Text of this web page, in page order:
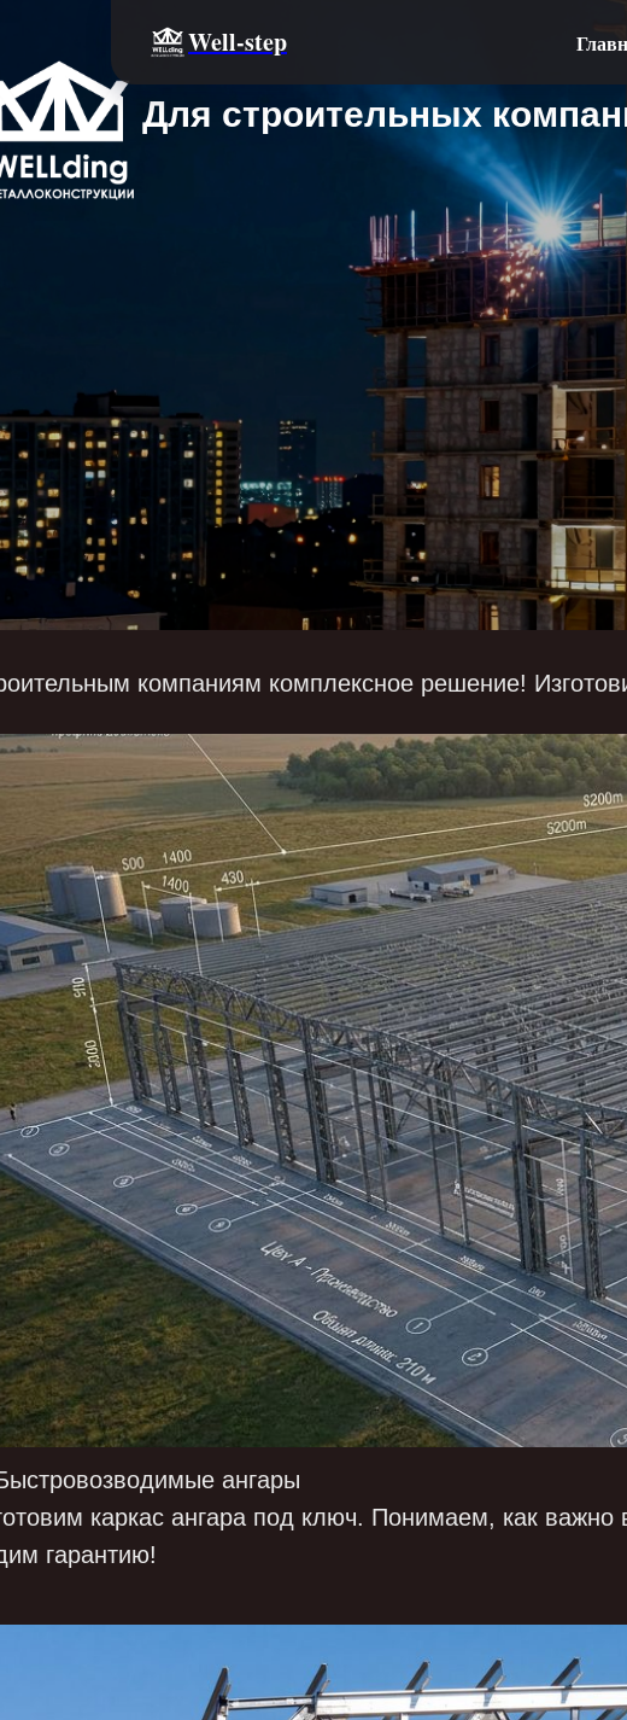
Для строительных
компаниям комплексное решение!
ангары
каркас ангара под ключ. Понимаем, как
гарантию!
Well-step